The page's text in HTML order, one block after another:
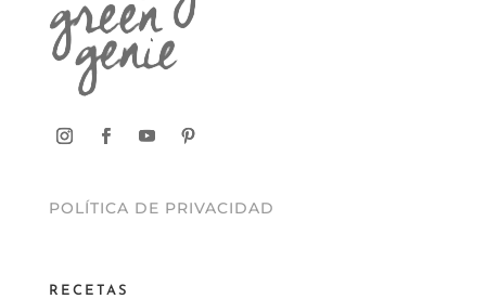
POLÍTICA DE PRIVACIDAD
RECETAS